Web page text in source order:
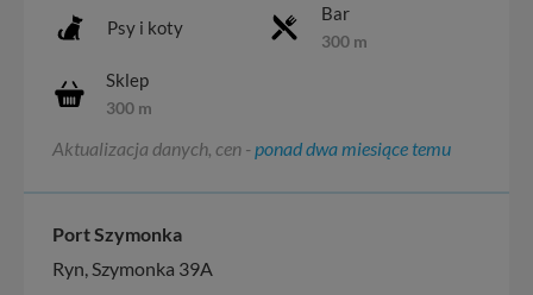
Psy i koty
Bar
300 m
Sklep
300 m
Aktualizacja danych, cen -ponad dwa miesiące temu
Port Szymonka
Ryn, Szymonka 39A